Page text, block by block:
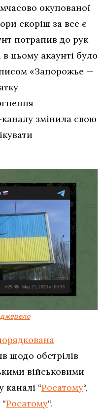
окупованої
скоріш за все є
потрапив до рук
цьому акаунті було
«Запорожье —
каналу змінила свою
джерело
щодо обстрілів
військовими
каналі “Росатому“,
Росатому“.